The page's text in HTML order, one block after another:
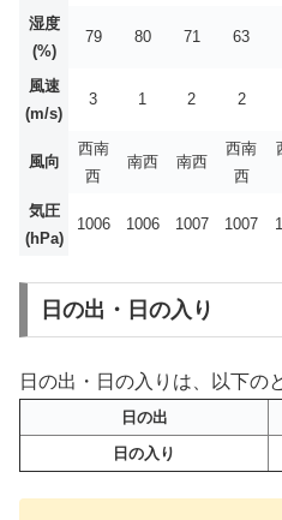
湿度
(%)
79 80 71 63
風速
(m/s)
3 1 2 2
風向
西南
西
南西 南西
西南
西
気圧
(hPa)
1006 1006 1007 1007
日の出・日の入り
日の出・日の入りは、以下の
日の出
日の入り